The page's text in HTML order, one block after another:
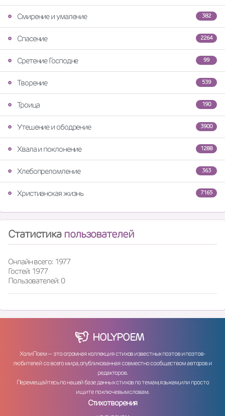
382
Смирение и умаление
2264
Спасение
99
Сретение Господне
539
Творение
190
Троица
3900
Утешение и ободрение
1288
Хвала и поклонение
363
Хлебопреломление
7165
Христианская жизнь
Статистика пользователей
Онлайн всего: 1977
Гостей: 1977
Пользователей: 0
HOLYPOEM
ХолиПоем — это огромная коллекция стихов известных поэтов и поэтов-
любителей со всего мира, опубликованная совместно сообществом авторов и
редакторов.
Перемещайтесь по нашей базе данных стихов по темам, языкам, или просто
ищите по ключевым словам.
Стихотворения